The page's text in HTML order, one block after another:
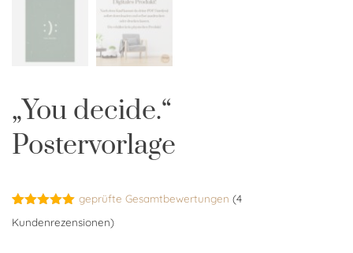
„You decide.“
Postervorlage
Bewertet
mit5.00
4
geprüfte Gesamtbewertungen (4
Kundenrezensionen)